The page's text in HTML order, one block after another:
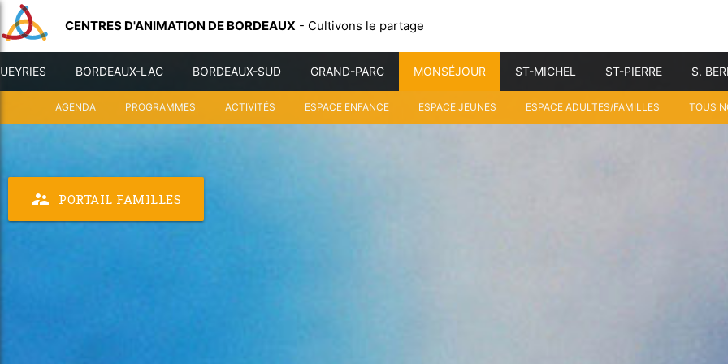
CENTRES D'ANIMATION DE BORDEAUX - Cultivons le partage
BORDEAUX-LAC BORDEAUX-SUD GRAND-PARC MONSÉJOUR ST-MICHEL ST-PIERRE S.
AGENDA PROGRAMMES ACTIVITÉS ESPACE ENFANCE ESPACE JEUNES ESPACE ADULTES/FAMILLES TOUS
supervisor_account PORTAIL FAMILLES